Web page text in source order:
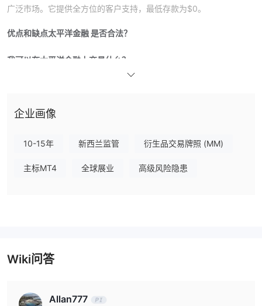
广泛市场。它提供全方位的客户支持，最低存款为$0。
优点和缺点太平洋金融 是否合法？
我可以在太平洋金融上交易什么？
太平洋金融提供外汇、金属、石油、大宗商品、差价合约、指数和期
账户类型
太平洋金融现在提供MT4。
企业画像
10-15年 新西兰监管 衍生品交易牌照 (MM)
主标MT4 全球展业 高级风险隐患
Wiki问答
Allan777